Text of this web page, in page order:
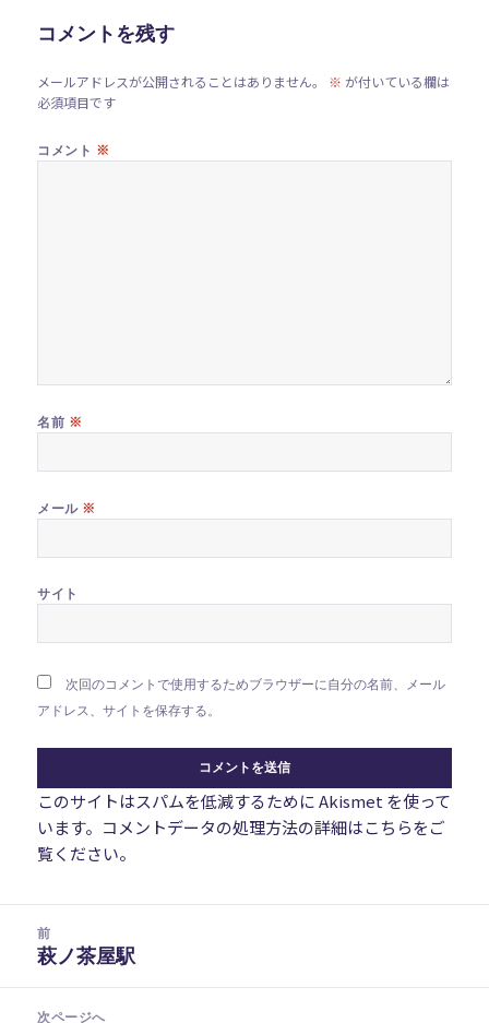
コメントを残す
メールアドレスが公開されることはありません。 ※ が付いている欄は
必須項目です
コメント ※
名前 ※
メール ※
サイト
次回のコメントで使用するためブラウザーに自分の名前、メール
アドレス、サイトを保存する。
このサイトはスパムを低減するために Akismet を使って
います。 コメントデータの処理方法の詳細はこちらをご
覧ください。
前
前
投
萩ノ茶屋駅
次ページへ